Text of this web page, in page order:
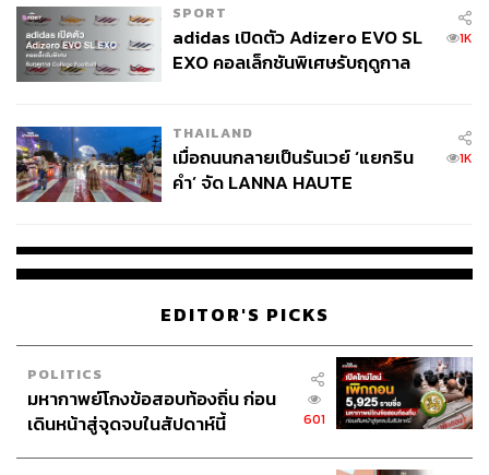
SPORT
adidas เปิดตัว Adizero EVO SL
EXO คอลเล็กชันพิเศษรับฤดูกาล
1K
THAILAND
เมื่อถนนกลายเป็นรันเวย์ ‘แยกริน
คำ’ จัด LANNA HAUTE
1K
EDITOR'S PICKS
POLITICS
มหากาพย์โกงข้อสอบท้องถิ่น ก่อน
เดินหน้าสู่จุดจบในสัปดาห์นี้
601